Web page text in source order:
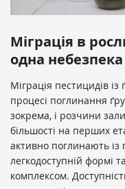
Міграція в
одна
Міграція пестицидів
процесі поглинання
зокрема, і розчини
більшості на перших
активно поглинають із
легкодоступній формі
комплексом.